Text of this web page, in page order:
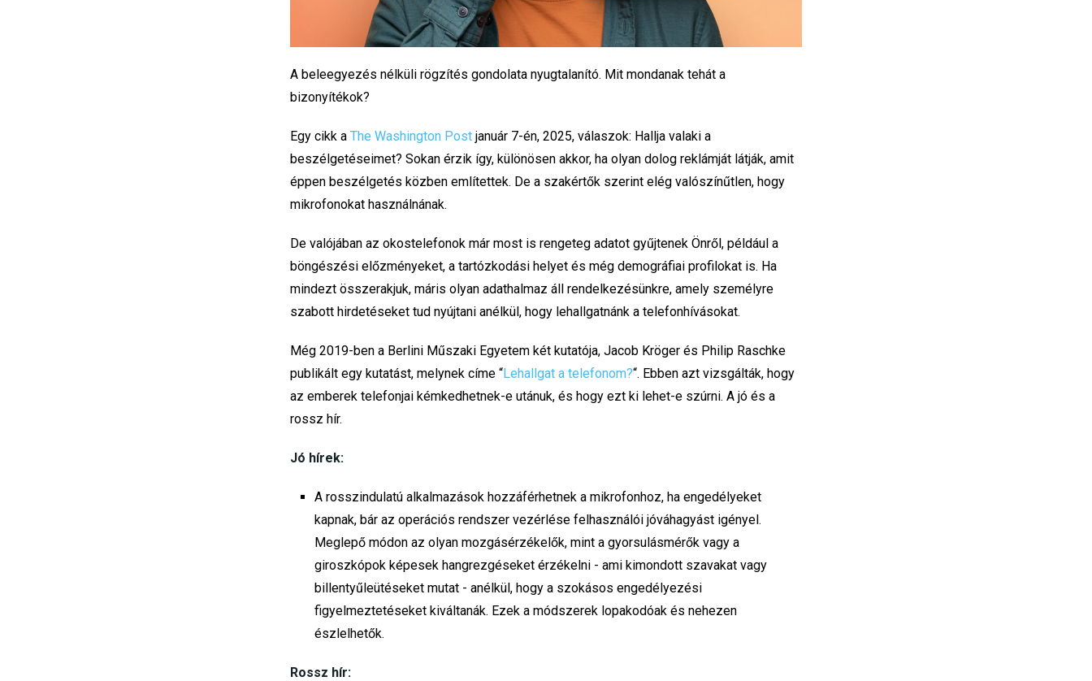
A beleegyezés nélküli rögzítés gondolata nyugtalanító. Mit mondanak tehát a
bizonyítékok?
Egy cikk a The Washington Post január 7-én, 2025, válaszok: Hallja valaki a
beszélgetéseimet? Sokan érzik így, különösen akkor, ha olyan dolog reklámját látják, amit
éppen beszélgetés közben említettek. De a szakértők szerint elég valószínűtlen, hogy
mikrofonokat használnának.
De valójában az okostelefonok már most is rengeteg adatot gyűjtenek Önről, például a
böngészési előzményeket, a tartózkodási helyet és még demográfiai profilokat is. Ha
mindezt összerakjuk, máris olyan adathalmaz áll rendelkezésünkre, amely személyre
szabott hirdetéseket tud nyújtani anélkül, hogy lehallgatnánk a telefonhívásokat.
Még 2019-ben a Berlini Műszaki Egyetem két kutatója, Jacob Kröger és Philip Raschke
publikált egy kutatást, melynek címe “Lehallgat a telefonom?“. Ebben azt vizsgálták, hogy
az emberek telefonjai kémkedhetnek-e utánuk, és hogy ezt ki lehet-e szúrni. A jó és a
rossz hír.
Jó hírek:
A rosszindulatú alkalmazások hozzáférhetnek a mikrofonhoz, ha engedélyeket
kapnak, bár az operációs rendszer vezérlése felhasználói jóváhagyást igényel.
Meglepő módon az olyan mozgásérzékelők, mint a gyorsulásmérők vagy a
giroszkópok képesek hangrezgéseket érzékelni - ami kimondott szavakat vagy
billentyűleütéseket mutat - anélkül, hogy a szokásos engedélyezési
figyelmeztetéseket kiváltanák. Ezek a módszerek lopakodóak és nehezen
észlelhetők.
Rossz hír: